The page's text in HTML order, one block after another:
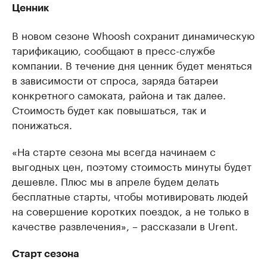
Ценник
В новом сезоне Whoosh сохранит динамическую
тарификацию, сообщают в пресс-службе
компании. В течение дня ценник будет меняться
в зависимости от спроса, заряда батареи
конкретного самоката, района и так далее.
Стоимость будет как повышаться, так и
понижаться.
«На старте сезона мы всегда начинаем с
выгодных цен, поэтому стоимость минуты будет
дешевле. Плюс мы в апреле будем делать
бесплатные старты, чтобы мотивировать людей
на совершение коротких поездок, а не только в
качестве развлечения», – рассказали в Urent.
Старт сезона